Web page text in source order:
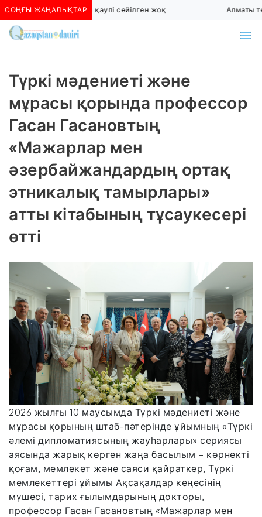
СОҢҒЫ ЖАҢАЛЫҚТАР
Алматыда көшкін қаупі сейілген жоқ Алматы
Түркі мәдениеті және
мұрасы қорында профессор
Гасан Гасановтың
«Мажарлар мен
әзербайжандардың ортақ
этникалық тамырлары»
атты кітабының тұсаукесері
өтті
2026 жылғы 10 маусымда Түркі мәдениеті және
мұрасы қорының штаб-пәтерінде ұйымның «Түркі
әлемі дипломатиясының жауһарлары» сериясы
аясында жарық көрген жаңа басылым – көрнекті
қоғам, мемлекет және саяси қайраткер, Түркі
мемлекеттері ұйымы Ақсақалдар кеңесінің
мүшесі, тарих ғылымдарының докторы,
профессор Гасан Гасановтың «Мажарлар мен